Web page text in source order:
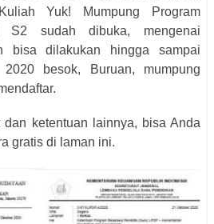
Yuk! Mumpung Program
S2 sudah dibuka, mengenai
bisa dilakukan hingga sampai
besok, Buruan, mumpung
dan ketentuan lainnya, bisa Anda
gratis di laman ini.